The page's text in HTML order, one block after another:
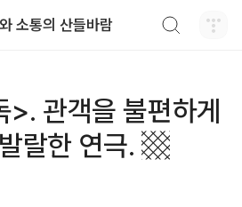
소통의 산들바람
관객을 불편하게
랄한 연극. ▩